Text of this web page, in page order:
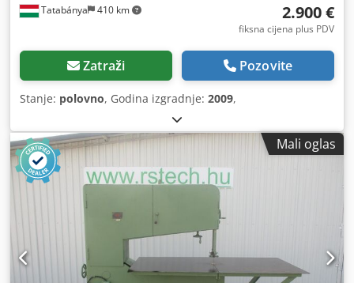
Tatabánya 410 km 2.900 €
fiksna cijena plus PDV
Zatraži Pozovite
Stanje: polovno, Godina izgradnje: 2009,
Mali oglas